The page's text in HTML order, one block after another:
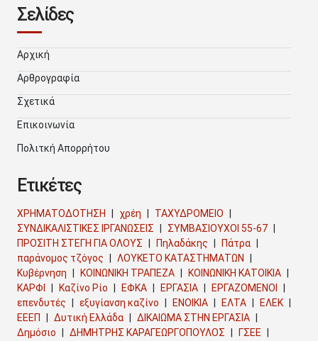
Σελίδες
Αρχική
Αρθρογραφία
Σχετικά
Επικοινωνία
Πολιτκή Απορρήτου
Ετικέτες
ΧΡΗΜΑΤΟΔΟΤΗΣΗ χρέη
ΤΑΧΥΔΡΟΜΕΙΟ
ΣΥΝΔΙΚΑΛΙΣΤΙΚΕΣ ΙΡΓΑΝΩΣΕΙΣ
ΣΥΜΒΑΣΙΟΥΧΟΙ 55-67
ΠΡΟΣΙΤΗ ΣΤΕΓΗ ΓΙΑ ΟΛΟΥΣ
Πηλαδάκης
Πάτρα
παράνομος τζόγος
ΛΟΥΚΕΤΟ ΚΑΤΑΣΤΗΜΑΤΩΝ
Κυβέρνηση
ΚΟΙΝΩΝΙΚΗ ΤΡΑΠΕΖΑ
ΚΟΙΝΩΝΙΚΗ ΚΑΤΟΙΚΙΑ
ΚΑΡΦΙ
Καζίνο Ρίο ΕΦΚΑ ΕΡΓΑΣΙΑ
ΕΡΓΑΖΟΜΕΝΟΙ
επενδυτές
εξυγίανση καζίνο ΕΝΟΙΚΙΑ ΕΛΤΑ
ΕΛΕΚ
ΕΕΕΠ
Δυτική Ελλάδα
ΔΙΚΑΙΩΜΑ ΣΤΗΝ ΕΡΓΑΣΙΑ
Δημόσιο
ΔΗΜΗΤΡΗΣ ΚΑΡΑΓΕΩΡΓΟΠΟΥΛΟΣ
ΓΣΕΕ